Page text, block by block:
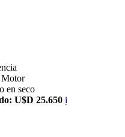
Motor
en seco
U$D 25.650 i